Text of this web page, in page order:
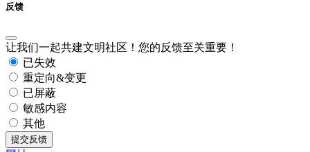
反馈
让我们一起共建文明社区！您的反馈至关重要！
已失效
重定向&变更
已屏蔽
敏感内容
其他
提交反馈